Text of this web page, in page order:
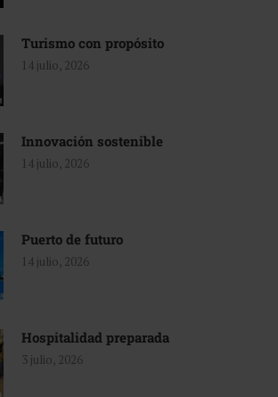
Turismo con propósito
14 julio, 2026
Innovación sostenible
14 julio, 2026
Puerto de futuro
14 julio, 2026
Hospitalidad preparada
3 julio, 2026